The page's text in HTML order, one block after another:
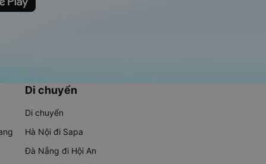
Di chuyển
Di chuyển
Hà Nội đi Sapa
Đà Nẵng đi Hội An